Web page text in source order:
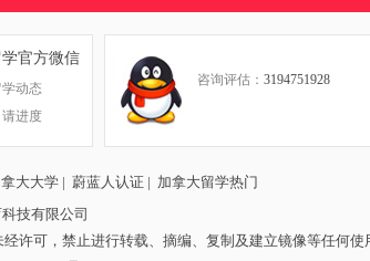
官方微信
动态
进度
咨询评估： 3194751928
大大学 | 蔚蓝人认证 | 加拿大留学热门
技有限公司
许可，禁止进行转载、摘编、复制及建立镜像等任何使